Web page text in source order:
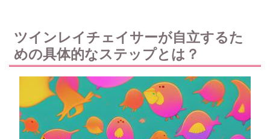
ツインレイチェイサーが自立するた
めの具体的なステップとは？